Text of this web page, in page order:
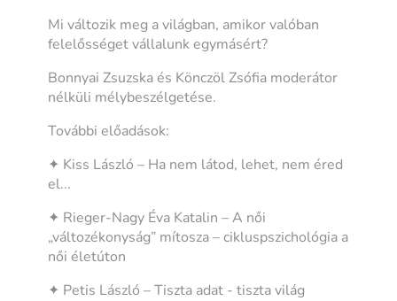
Mi változik meg a világban, amikor valóban
felelősséget vállalunk egymásért?
Bonnyai Zsuzska és Könczöl Zsófia moderátor
nélküli mélybeszélgetése.
További előadások:
✦ Kiss László – Ha nem látod, lehet, nem éred
el...
✦ Rieger-Nagy Éva Katalin – A női
„változékonyság” mítosza – cikluspszichológia a
női életúton
✦ Petis László – Tiszta adat - tiszta világ